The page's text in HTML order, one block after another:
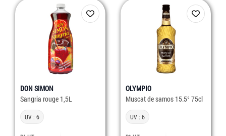
DON SIMON
Sangria rouge 1,5L
UV : 6
OLYMPIO
Muscat de samos 15.5° 75cl
UV : 6